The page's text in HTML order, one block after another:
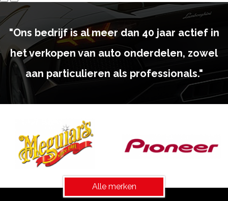
"Ons bedrijf is al meer dan 40 jaar actief in
het verkopen van auto onderdelen, zowel
aan particulieren als professionals."
Alle merken